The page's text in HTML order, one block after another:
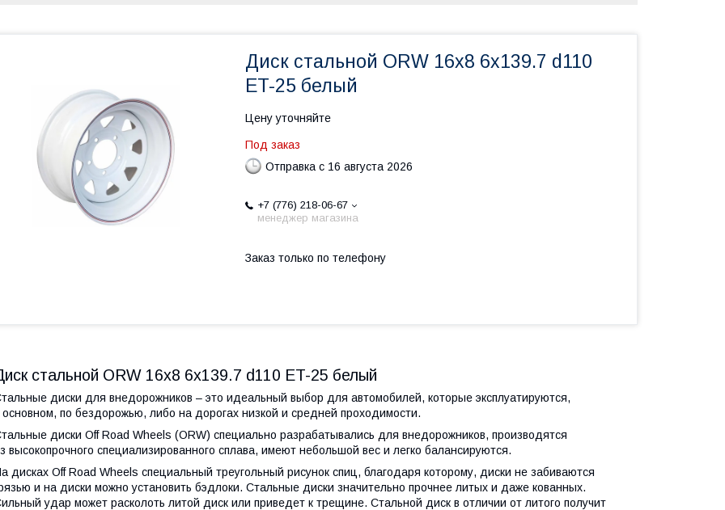
Диск стальной ORW 16x8 6x139.7 d110
ET-25 белый
Цену уточняйте
Под заказ
Отправка с 16 августа 2026
+7 (776) 218-06-67
менеджер магазина
Заказ только по телефону
стальной ORW 16x8 6x139.7 d110 ET-25 белый
диски для внедорожников – это идеальный выбор для автомобилей, которые эксплуатируются,
основном, по бездорожью, либо на дорогах низкой и средней проходимости.
диски Off Road Wheels (ORW) специально разрабатывались для внедорожников, производятся
высокопрочного специализированного сплава, имеют небольшой вес и легко балансируются.
дисках Off Road Wheels специальный треугольный рисунок спиц, благодаря которому, диски не забиваются
и на диски можно установить бэдлоки. Стальные диски значительно прочнее литых и даже кованных.
удар может расколоть литой диск или приведет к трещине. Стальной диск в отличии от литого получит